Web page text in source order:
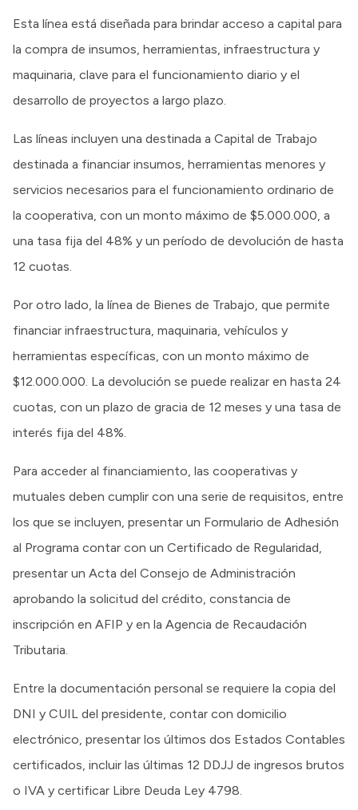
Esta línea está diseñada para brindar acceso a capital para
la compra de insumos, herramientas, infraestructura y
maquinaria, clave para el funcionamiento diario y el
desarrollo de proyectos a largo plazo.
Las líneas incluyen una destinada a Capital de Trabajo
destinada a financiar insumos, herramientas menores y
servicios necesarios para el funcionamiento ordinario de
la cooperativa, con un monto máximo de $5.000.000, a
una tasa fija del 48% y un período de devolución de hasta
12 cuotas.
Por otro lado, la línea de Bienes de Trabajo, que permite
financiar infraestructura, maquinaria, vehículos y
herramientas específicas, con un monto máximo de
$12.000.000. La devolución se puede realizar en hasta 24
cuotas, con un plazo de gracia de 12 meses y una tasa de
interés fija del 48%.
Para acceder al financiamiento, las cooperativas y
mutuales deben cumplir con una serie de requisitos, entre
los que se incluyen, presentar un Formulario de Adhesión
al Programa contar con un Certificado de Regularidad,
presentar un Acta del Consejo de Administración
aprobando la solicitud del crédito, constancia de
inscripción en AFIP y en la Agencia de Recaudación
Tributaria.
Entre la documentación personal se requiere la copia del
DNI y CUIL del presidente, contar con domicilio
electrónico, presentar los últimos dos Estados Contables
certificados, incluir las últimas 12 DDJJ de ingresos brutos
o IVA y certificar Libre Deuda Ley 4798.